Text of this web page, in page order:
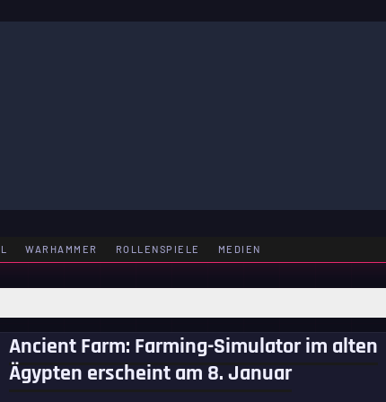
WARHAMMER ROLLENSPIELE MEDIEN
Ancient Farm: Farming-Simulator im alten
Ägypten erscheint am 8. Januar